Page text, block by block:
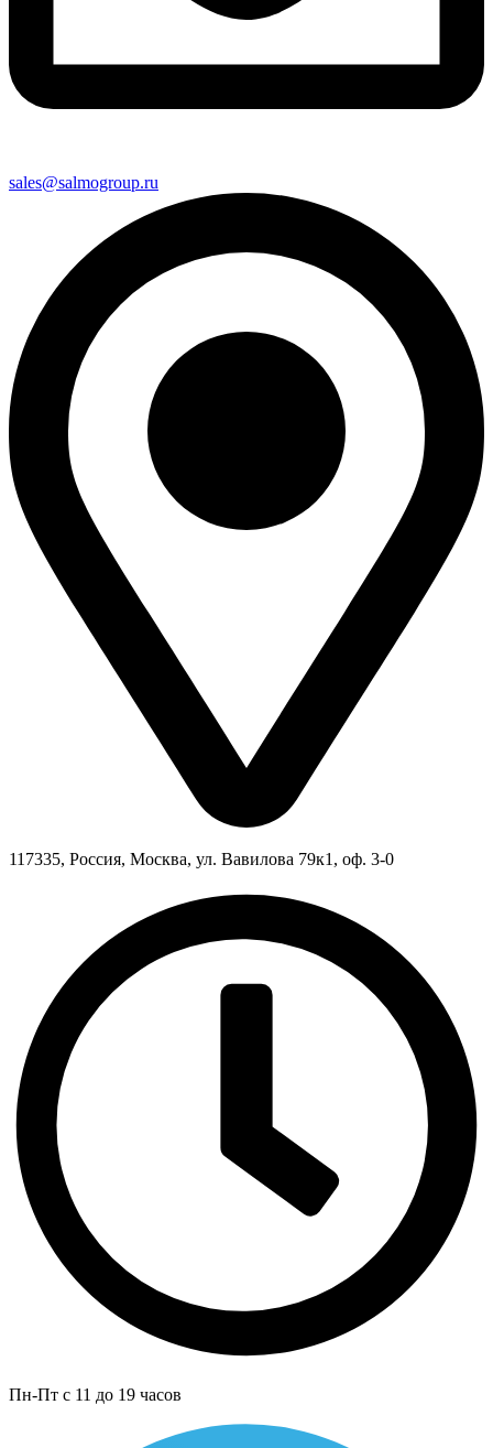
sales@salmogroup.ru
117335, Россия, Москва, ул. Вавилова 79к1, оф. 3-0
Пн-Пт с 11 до 19 часов